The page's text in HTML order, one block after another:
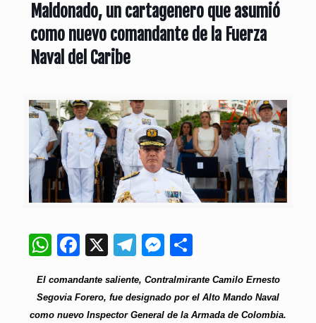
Maldonado, un cartagenero que asumió
como nuevo comandante de la Fuerza
Naval del Caribe
WhatsApp
Facebook
X Telegram
Messenger
El comandante saliente, Contralmirante Camilo Ernesto
Segovia Forero, fue designado por el Alto Mando Naval
como nuevo Inspector General de la Armada de Colombia.